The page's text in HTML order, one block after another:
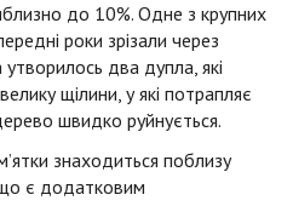
до 10%. Одне з крупних
роки зрізали через
два дупла, які
щілини, у які потрапляє
швидко руйнується.
знаходиться поблизу
що є додатковим